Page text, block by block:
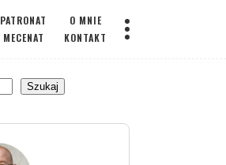
PATRONAT
MECENAT
O MNIE
KONTAKT
Szukaj